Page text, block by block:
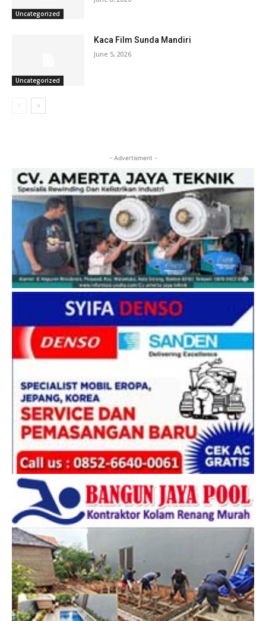
Uncategorized
Uncategorized
Kaca Film Sunda Mandiri
June 5, 2026
- Advertisment -